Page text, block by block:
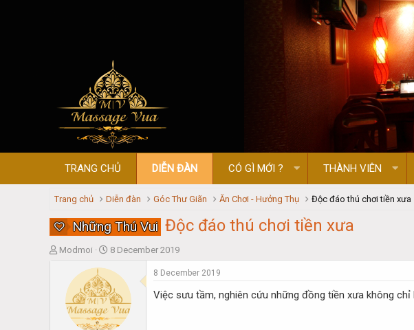
TRANG CHỦ DIỄN ĐÀN CÓ GÌ MỚI ? THÀNH VIÊN
Trang chủ Diễn đàn Góc Thư Giãn Ăn Chơi - Hưởng Thụ Độc đáo thú chơi tiền xưa
Những Thú Vui Độc đáo thú chơi tiền xưa
T
Modmoi
S
a
r
t
d
a
8 December 2019
8 December 2019
Việc sưu tầm, nghiên cứu những đồng tiền xưa không